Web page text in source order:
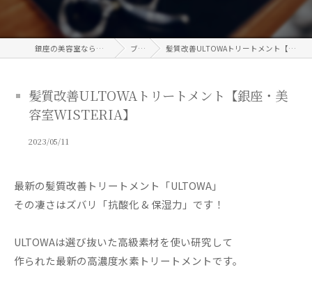
銀座の美容室なら信頼のWISTERIA ブログ 髪質改善ULTOWAトリートメント【銀座・美容室WISTERIA】
髪質改善ULTOWAトリートメント【銀座・美
容室WISTERIA】
2023/05/11
最新の髪質改善トリートメント「ULTOWA」
その凄さはズバリ「抗酸化 & 保湿力」です！
ULTOWAは選び抜いた高級素材を使い研究して
作られた最新の高濃度水素トリートメントです。